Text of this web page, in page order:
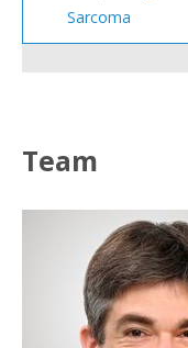
Sarcoma
Team